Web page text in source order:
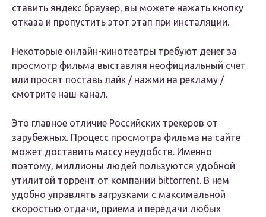
ставить яндекс браузер, вы можете нажать кнопку
отказа и пропустить этот этап при инсталяции.
Некоторые онлайн-кинотеатры требуют денег за
просмотр фильма выставляя неофициальный счет
или просят поставь лайк / нажми на рекламу /
смотрите наш канал.
Это главное отличие Российских трекеров от
зарубежных. Процесс просмотра фильма на сайте
может доставить массу неудобств. Именно
поэтому, миллионы людей пользуются удобной
утилитой торрент от компании bittorrent. В нем
удобно управлять загрузками с максимальной
скоростью отдачи, приема и передачи любых